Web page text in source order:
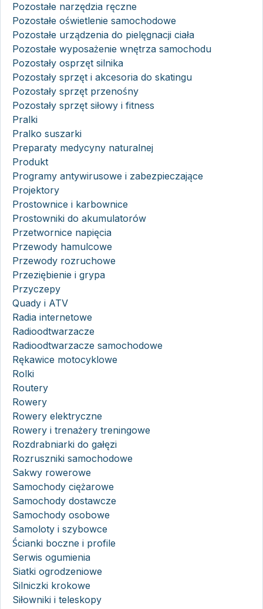
Pozostałe narzędzia ręczne
Pozostałe oświetlenie samochodowe
Pozostałe urządzenia do pielęgnacji ciała
Pozostałe wyposażenie wnętrza samochodu
Pozostały osprzęt silnika
Pozostały sprzęt i akcesoria do skatingu
Pozostały sprzęt przenośny
Pozostały sprzęt siłowy i fitness
Pralki
Pralko suszarki
Preparaty medycyny naturalnej
Produkt
Programy antywirusowe i zabezpieczające
Projektory
Prostownice i karbownice
Prostowniki do akumulatorów
Przetwornice napięcia
Przewody hamulcowe
Przewody rozruchowe
Przeziębienie i grypa
Przyczepy
Quady i ATV
Radia internetowe
Radioodtwarzacze
Radioodtwarzacze samochodowe
Rękawice motocyklowe
Rolki
Routery
Rowery
Rowery elektryczne
Rowery i trenażery treningowe
Rozdrabniarki do gałęzi
Rozruszniki samochodowe
Sakwy rowerowe
Samochody ciężarowe
Samochody dostawcze
Samochody osobowe
Samoloty i szybowce
Ścianki boczne i profile
Serwis ogumienia
Siatki ogrodzeniowe
Silniczki krokowe
Siłowniki i teleskopy